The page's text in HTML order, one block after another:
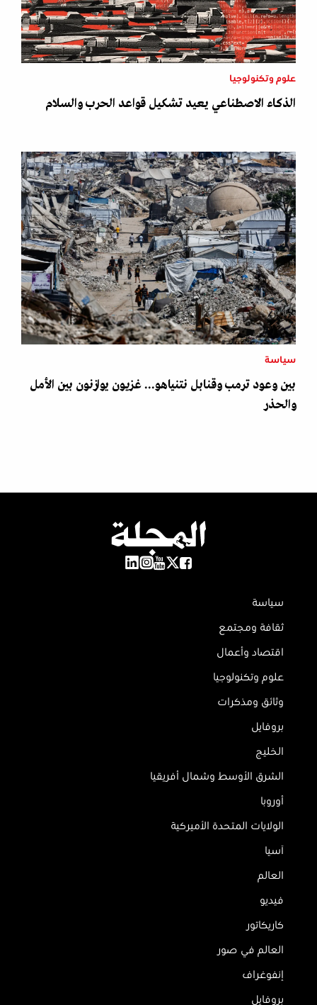
علوم وتكنولوجيا
الذكاء الاصطناعي يعيد تشكيل قواعد الحرب والسلام
سياسة
بين وعود ترمب وقنابل نتنياهو... غزيون يوازنون بين الأمل
والحذر
سياسة
ثقافة ومجتمع
اقتصاد وأعمال
علوم وتكنولوجيا
وثائق ومذكرات
بروفايل
الخليج
الشرق الأوسط وشمال أفريقيا
أوروبا
الولايات المتحدة الأميركية
آسيا
العالم
فيديو
كاريكاتور
العالم في صور
إنفوغراف
بروفايل